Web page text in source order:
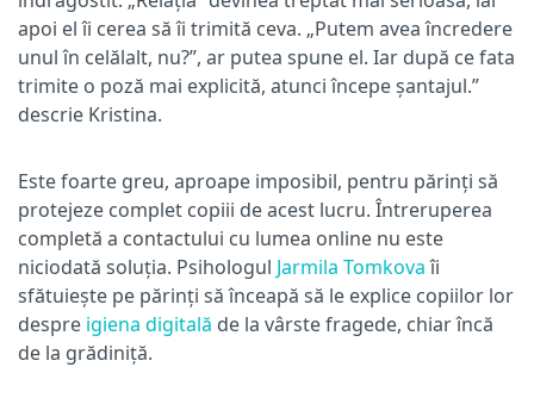
apoi el îi cerea să îi trimită ceva. „Putem avea încredere
unul în celălalt, nu?”, ar putea spune el. Iar după ce fata
trimite o poză mai explicită, atunci începe șantajul.”
descrie Kristina.
Este foarte greu, aproape imposibil, pentru părinți să
protejeze complet copiii de acest lucru. Întreruperea
completă a contactului cu lumea online nu este
niciodată soluția. Psihologul Jarmila Tomkovaîi
sfătuiește pe părinți să înceapă să le explice copiilor lor
despre igiena digitală de la vârste fragede, chiar încă
de la grădiniță.